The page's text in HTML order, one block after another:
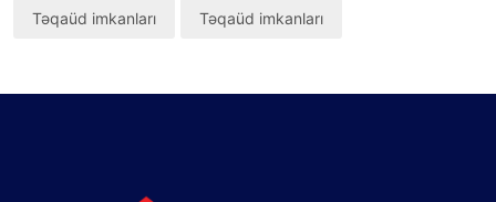
Təqaüd imkanları Təqaüd imkanları